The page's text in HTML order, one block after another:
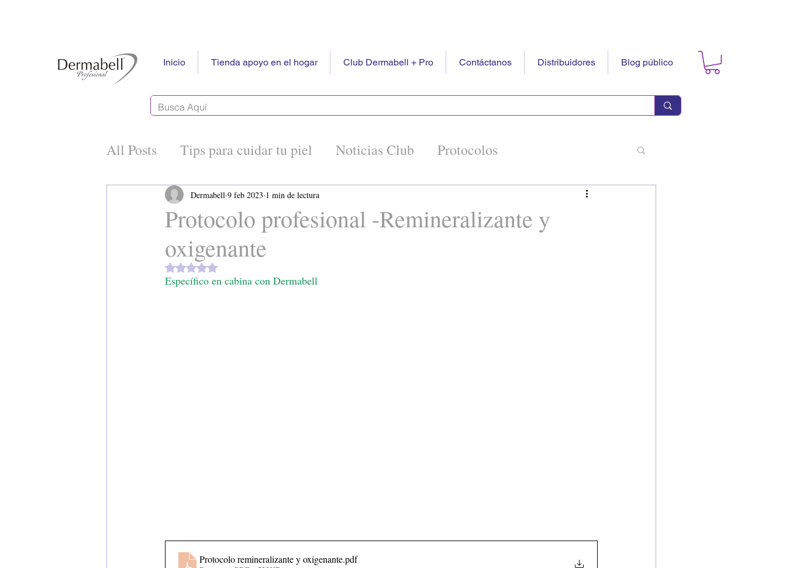
Inicio Tienda apoyo en el hogar Club Dermabell + Pro Contáctanos Distribuidores Blog público
All Posts Tips para cuidar tu piel Noticias Club Protocolos
Tecnología e Innovación
Protocolo profesional -Remineralizante y
oxigenante
Dermabell 9 feb 2023 1 min de lectura
Obtuvo NaN de 5 estrellas.
Específico en cabina con Dermabell
Protocolo remineralizante y oxigenante.pdf